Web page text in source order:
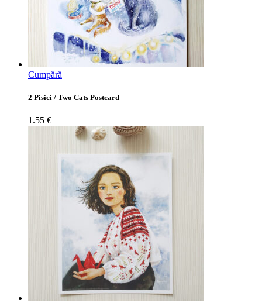
Cumpără
2 Pisici / Two Cats Postcard
1.55 €